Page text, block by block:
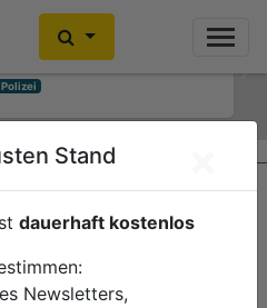
Fahrt in Brand geraten
Polizei
Stand
dauerhaft kostenlos
Newsletters,